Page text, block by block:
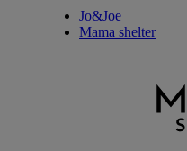
Jo&Joe
Mama shelter